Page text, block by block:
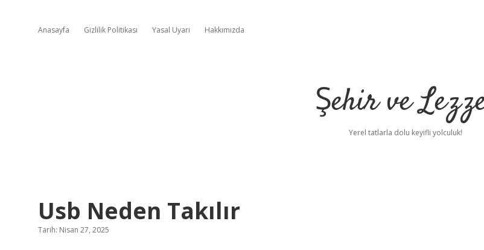
Anasayfa Gizlilik Politikası Yasal Uyarı Hakkımızda
Şehir ve
Yerel tatlarla dolu keyifli yolculuk!
Usb Neden Takılır
Tarih: Nisan 27, 2025